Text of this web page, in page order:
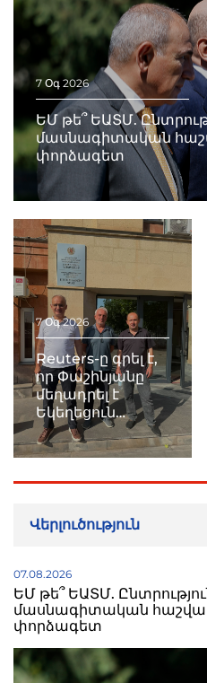
7 Օգ 2026
ԵՄ թե՞ ԵԱՏՄ.
մասնագիտական
փորձագետ
7 Օգ 2026
Reuters-ը գրել է,
որ Փաշինյանը
մեղադրել է
Եկեղեցուն
առանց որևէ
ապացույց
Վերլուծություն
07.08.2026
ԵՄ թե՞ ԵԱՏՄ.
մասնագիտական
փորձագետ